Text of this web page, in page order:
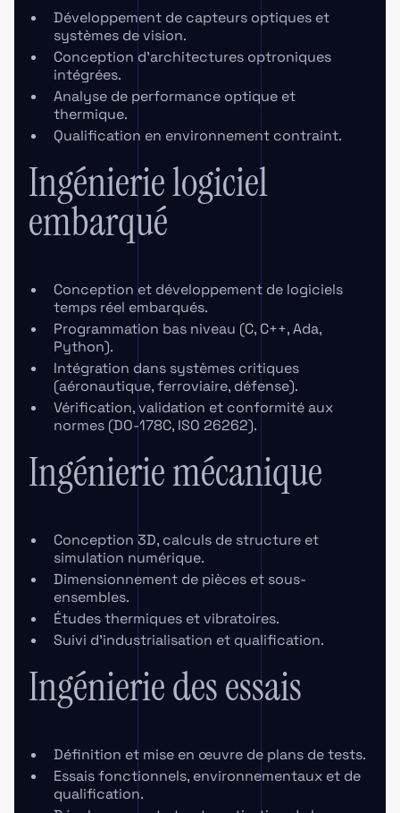
Développement de capteurs optiques et
systèmes de vision.
Conception d’architectures optroniques
intégrées.
Analyse de performance optique et
thermique.
Qualification en environnement contraint.
Ingénierie logiciel
embarqué
Conception et développement de logiciels
temps réel embarqués.
Programmation bas niveau (C, C++, Ada,
Python).
Intégration dans systèmes critiques
(aéronautique, ferroviaire, défense).
Vérification, validation et conformité aux
normes (DO-178C, ISO 26262).
Ingénierie mécanique
Conception 3D, calculs de structure et
simulation numérique.
Dimensionnement de pièces et sous-
ensembles.
Études thermiques et vibratoires.
Suivi d’industrialisation et qualification.
Ingénierie des essais
Définition et mise en œuvre de plans de tests.
Essais fonctionnels, environnementaux et de
qualification.